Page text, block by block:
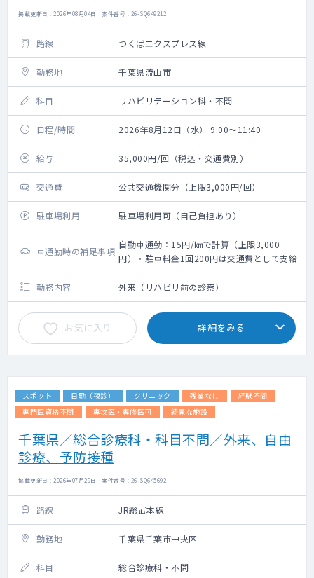
掲載更新日 : 2026年08月04日 案件番号 : 26-SQ649212
路線 つくばエクスプレス線
勤務地 千葉県流山市
科目 リハビリテーション科・不問
日程/時間 2026年8月12日（水） 9:00～11:40
給与 35,000円/回（税込・交通費別）
交通費 公共交通機関分（上限3,000円/回）
駐車場利用 駐車場利用可（自己負担あり）
車通勤時の補足事項
自動車通勤：15円/㎞で計算（上限3,000
円）・駐車料金1回200円は交通費として支給
勤務内容 外来（リハビリ前の診察）
お気に入り 詳細をみる
スポット 日勤（夜診） クリニック 残業なし
経験不問
専門医資格不問
専攻医・専修医可 綺麗な施設
千葉県／総合診療科・科目不問／外来、自由
診療、予防接種
掲載更新日 : 2026年07月29日 案件番号 : 26-SQ645692
路線 JR総武本線
勤務地 千葉県千葉市中央区
科目 総合診療科・不問